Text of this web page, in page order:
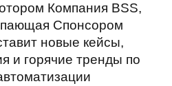
Компания BSS,
Спонсором
новые кейсы,
и горячие тренды по